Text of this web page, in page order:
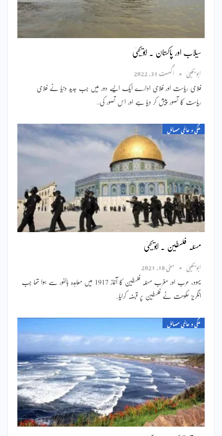
سیلاب اور پاکستان ۔ ابویحییٰ
ابویحییٰ اگست 31, 2022
فلاحی ریاست اور فلاحی ادارے ایک ایسے دور میں جب جدید دنیا نے فلاحی
ریاست کا تصور پیش کر دیا ہے اور اس تصور کی…
ملکی و عالمی مسائل
مسئلہ فلسطین ۔ ابویحییٰ
ابویحییٰ مئی 18, 2021
یہود، عرب اور مغرب مسئلہ فلسطین کا آغاز 1917 میں معاہدہ بالفور سے ہوا تھا جب
انگریز حکومت نے فلسطین پر قبضہ کرلیا…
ملکی و عالمی مسائل